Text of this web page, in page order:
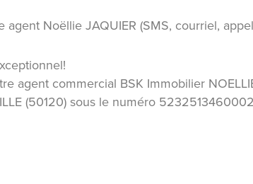
Noëllie JAQUIER (SMS, courriel,
agent commercial BSK Immobilier
(50120) sous le numéro